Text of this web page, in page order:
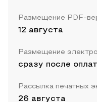
Размещение PDF-
12 августа
Размещение
сразу после
Рассылка печатных
26 августа